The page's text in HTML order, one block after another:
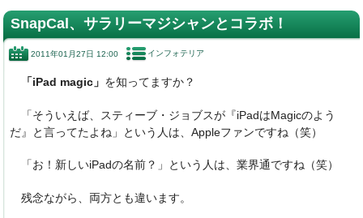
c
e
o
o
k
k
e
n
e
e
n
SnapCal、サラリーマジシャンとコラボ！
2011年01月27日 12:00 インフォテリア
「iPad magic」 を知ってますか？
「そういえば、スティーブ・ジョブスが『iPadはMagicのよう
だ』と言ってたよね」という人は、Appleファンですね（笑）
「お！新しいiPadの名前？」という人は、業界通ですね（笑）
残念ながら、両方とも違います。